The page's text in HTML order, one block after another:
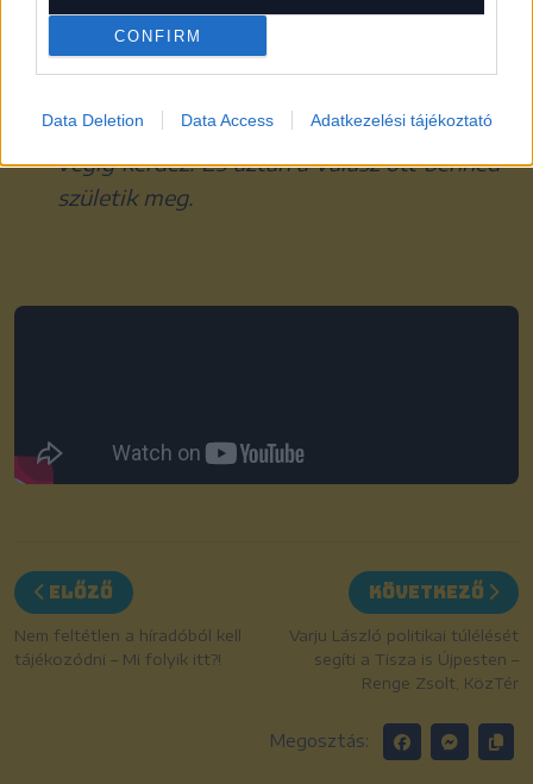
CONFIRM
Data Deletion Data Access Adatkezelési tájékoztató
megosztja a jó humor legfontosabb ismérvét is.
kijelentő mondatokban beszél, valójában
végig kérdez. És aztán a válasz ott benned
születik meg.
Előző Következő
Nem feltétlen a híradóból kell
tájékozódni – Mi folyik itt?!
Varju László politikai túlélését
segíti a Tisza is Újpesten –
Renge Zsolt, KözTér
Megosztás: